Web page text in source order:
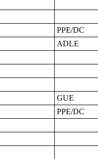
PPE/DC
ADLE
GUE
PPE/DC